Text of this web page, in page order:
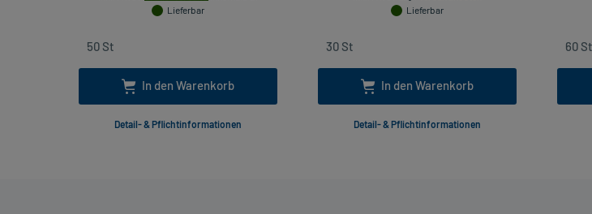
Lieferbar
In den Warenkorb
Detail- & Pflichtinformationen
Lieferbar
In den Warenkorb
Detail- & Pflichtinformationen